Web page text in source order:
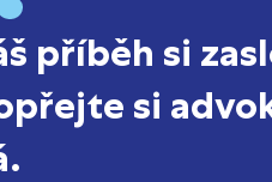
příběh si
si